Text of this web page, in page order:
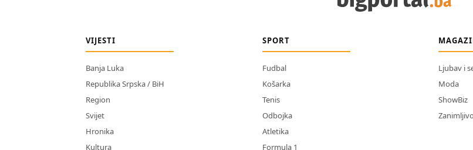
VIJESTI
Banja Luka
Republika Srpska / BiH
Region
Svijet
Hronika
Kultura
SPORT
Fudbal
Košarka
Tenis
Odbojka
Atletika
Formula 1
Ljubav i
Moda
ShowBiz
Zanimljivo